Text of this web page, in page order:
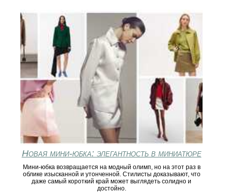
Новая мини-юбка: элегантность в миниатюре
Мини-юбка возвращается на модный олимп, но на этот раз в
облике изысканной и утонченной. Стилисты доказывают, что
даже самый короткий край может выглядеть солидно и
достойно.